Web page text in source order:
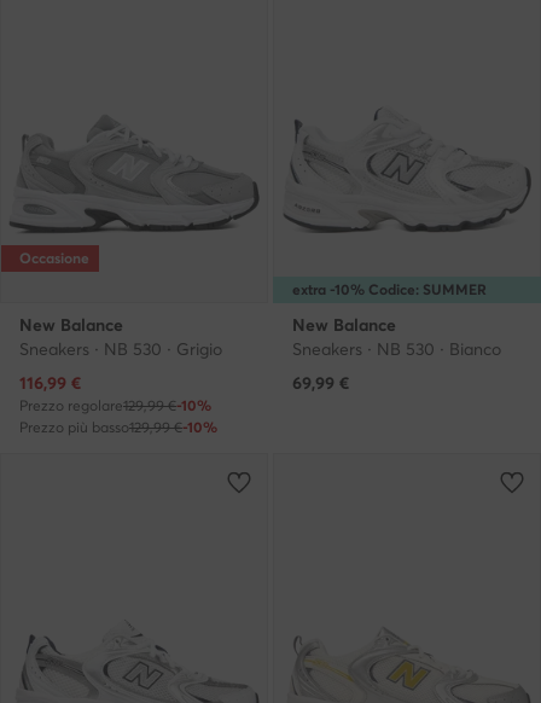
Occasione
New Balance
Sneakers · NB 530 · Grigio
Prezzo attuale
116,99 €
Prezzo regolare129,99 €-10%
Prezzo più basso129,99 €-10%
extra -10% Codice: SUMMER
New Balance
Sneakers · NB 530 · Bianco
69,99 €